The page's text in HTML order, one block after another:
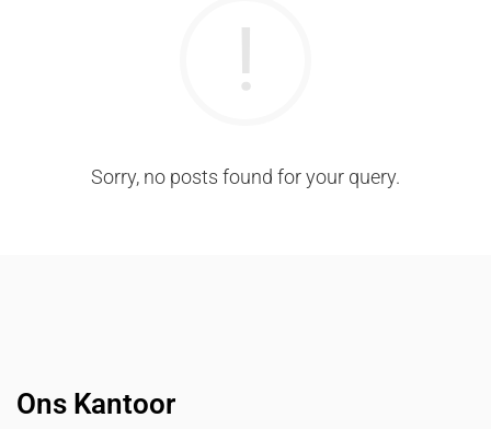
Sorry, no posts found for your query.
Ons Kantoor